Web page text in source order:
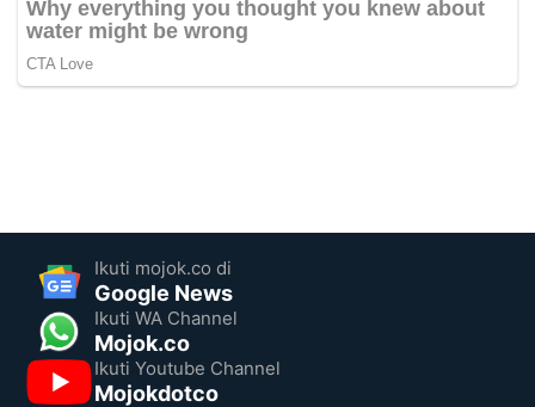
Ikuti mojok.co di
Google News
Ikuti WA Channel
Mojok.co
Ikuti Youtube Channel
Mojokdotco